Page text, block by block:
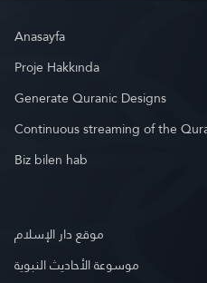
Anasayfa
Proje Hakkında
Generate Quranic Designs
Continuous streaming of the
Biz bilen hab
موقع دار الإسلام
موسوعة الأحاديث النبوية